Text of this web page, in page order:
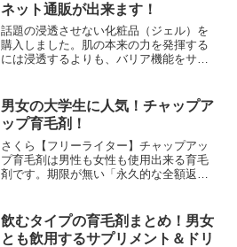
ネット通販が出来ます！
話題の浸透させない化粧品（ジェル）を
購入しました。肌の本来の力を発揮する
には浸透するよりも、バリア機能をサポ
んでした。化粧品っていったら肌に浸透
させるから肌がよくなると...
男女の大学生に人気！チャップア
ップ育毛剤！
さくら【フリーライター】チャップアッ
プ育毛剤は男性も女性も使用出来る育毛
剤です。期限が無い「永久的な全額返金
学生や20代の使用者が多いのも「チャッ
プアップ育毛剤」のポイ...
飲むタイプの育毛剤まとめ！男女
とも飲用するサプリメント＆ドリ